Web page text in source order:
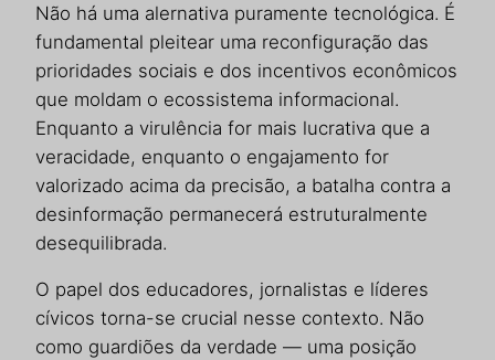
Não há uma alernativa puramente tecnológica. É
fundamental pleitear uma reconfiguração das
prioridades sociais e dos incentivos econômicos
que moldam o ecossistema informacional.
Enquanto a virulência for mais lucrativa que a
veracidade, enquanto o engajamento for
valorizado acima da precisão, a batalha contra a
desinformação permanecerá estruturalmente
desequilibrada.
O papel dos educadores, jornalistas e líderes
cívicos torna-se crucial nesse contexto. Não
como guardiões da verdade — uma posição